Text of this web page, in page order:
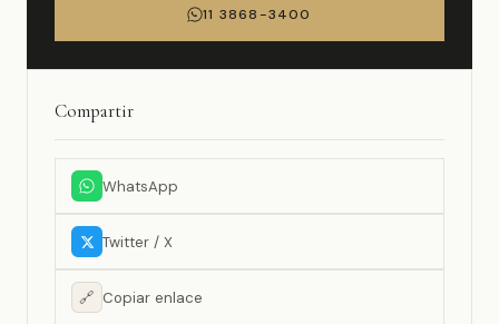
11 3868-3400
Compartir
WhatsApp
Twitter / X
🔗 Copiar enlace